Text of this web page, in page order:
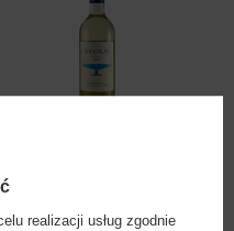
68,00 zł
realizacji usług zgodnie